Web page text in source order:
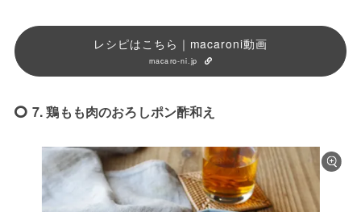
レシピはこちら｜macaroni動画
macaro-ni.jp
7. 鶏もも肉のおろしポン酢和え